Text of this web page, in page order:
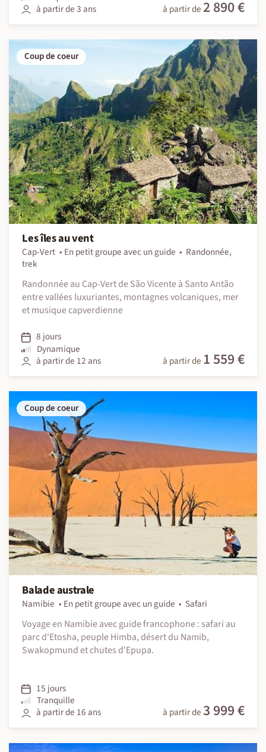
à partir de 3 ans
à partir de 2 890 €
Coup de coeur
Les îles au vent
Cap-Vert En petit groupe avec un guide
Randonnée,
trek
Randonnée au Cap-Vert de São Vicente à Santo Antão
entre vallées luxuriantes, montagnes volcaniques, mer
et musique capverdienne
8 jours
Dynamique
à partir de 12 ans
à partir de 1 559 €
Coup de coeur
Balade australe
Namibie En petit groupe avec un guide
Safari
Voyage en Namibie avec guide francophone : safari au
parc d'Etosha, peuple Himba, désert du Namib,
Swakopmund et chutes d'Epupa.
15 jours
Tranquille
à partir de 16 ans
à partir de 3 999 €